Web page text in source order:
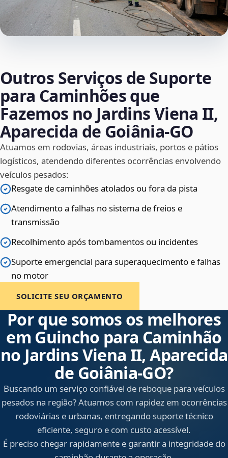
Outros Serviços de Suporte
para Caminhões que
Fazemos no Jardins Viena II,
Aparecida de Goiânia‑GO
Atuamos em rodovias, áreas industriais, portos e pátios
logísticos, atendendo diferentes ocorrências envolvendo
veículos pesados:
Resgate de caminhões atolados ou fora da pista
Atendimento a falhas no sistema de freios e
transmissão
Recolhimento após tombamentos ou incidentes
Suporte emergencial para superaquecimento e falhas
no motor
SOLICITE SEU ORÇAMENTO
Por que somos os melhores
em Guincho para Caminhão
no Jardins Viena II, Aparecida
de Goiânia‑GO?
Buscando um serviço confiável de reboque para veículos
pesados na região? Atuamos com rapidez em ocorrências
rodoviárias e urbanas, entregando suporte técnico
eficiente, seguro e com custo acessível.
É preciso chegar rapidamente e garantir a integridade do